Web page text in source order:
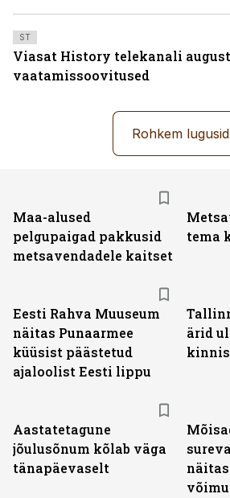
ST
Viasat History telekanali
vaatamissoovitused
Rohkem lugusid
Maa-alused
pelgupaigad pakkusid
metsavendadele kaitset
tema
Eesti Rahva Muuseum
näitas Punaarmee
küüsist päästetud
ajaloolist Eesti lippu
ärid
Aastatetagune
jõulusõnum kõlab väga
tänapäevaselt